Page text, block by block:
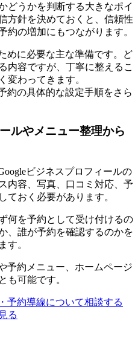
どうかを判断する大きなポイ
方針を決めておくと、信頼性
約の増加にもつながります。
めに必要な主な準備です。ど
内容ですが、丁寧に整えるこ
変わってきます。
約の具体的な設定手順をさら
ルやメニュー整理から
ビジネスプロフィールの
内容、写真、口コミ対応、予
ておく必要があります。
何を予約として受け付けるの
、誰が予約を確認するのかを
す。
予約メニュー、ホームページ
も可能です。
予約導線について相談する
る